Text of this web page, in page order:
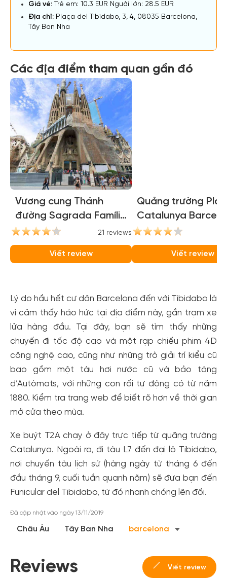
Giá vé: Trẻ em: 10.3 EUR Người lớn: 28.5 EUR
Địa chỉ: Plaça del Tibidabo, 3, 4, 08035 Barcelona,
Tây Ban Nha
Các địa điểm tham quan gần đó
Vương cung Thánh
đường Sagrada Família
(Sagrada Familia
Basilica)
21 reviews
Viết review
Quảng trường
Catalunya
(Catalunya Square
Barcelona)
Viết review
Lý do hầu hết cư dân Barcelona đến với Tibidabo là
vì cảm thấy háo hức tại địa điểm này, gần trạm xe
lửa hàng đầu. Tại đây, bạn sẽ tìm thấy những
chuyến đi tốc độ cao và một rạp chiếu phim 4D
công nghệ cao, cũng như những trò giải trí kiểu cũ
bao gồm một tàu hơi nước cũ và bảo tàng
d’Autòmats, với những con rối tự động có từ năm
1880. Kiểm tra trang web để biết rõ hơn về thời gian
mở cửa theo mùa.
Xe buýt T2A chạy ở đây trực tiếp từ quãng trường
Catalunya. Ngoài ra, đi tàu L7 đến đại lộ Tibidabo,
nơi chuyến tàu lịch sử (hàng ngày từ tháng 6 đến
đầu tháng 9, cuối tuần quanh năm) sẽ đưa bạn đến
Funicular del Tibidabo, từ đó nhanh chóng lên đồi.
Đã cập nhật vào ngày 13/11/2019
Châu Âu Tây Ban Nha barcelona
Reviews Viết review
Tạo tài khoản nhanh - nhận nhiều ưu
Tạo tài khoản để có thểnhận ngay các ưu đãi
dành cho thành viên đến từ các đối tác của Gody.vn dành
Hoặc đăng nhập bằng